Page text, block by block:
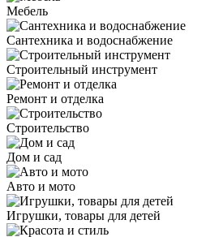
Мебель
Сантехника и водоснабжение
Строительный инструмент
Ремонт и отделка
Строительство
Дом и сад
Авто и мото
Игрушки, товары для детей